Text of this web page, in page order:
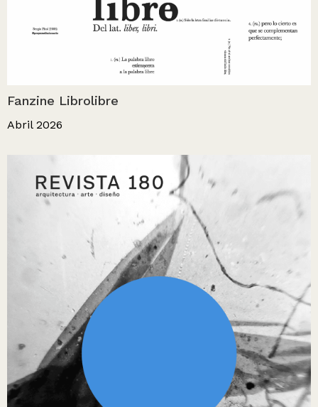
Fanzine Librolibre
Abril 2026